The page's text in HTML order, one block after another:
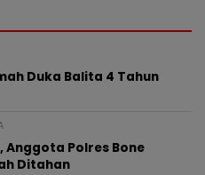
Duka Balita 4 Tahun
Polres Bone
Ditahan